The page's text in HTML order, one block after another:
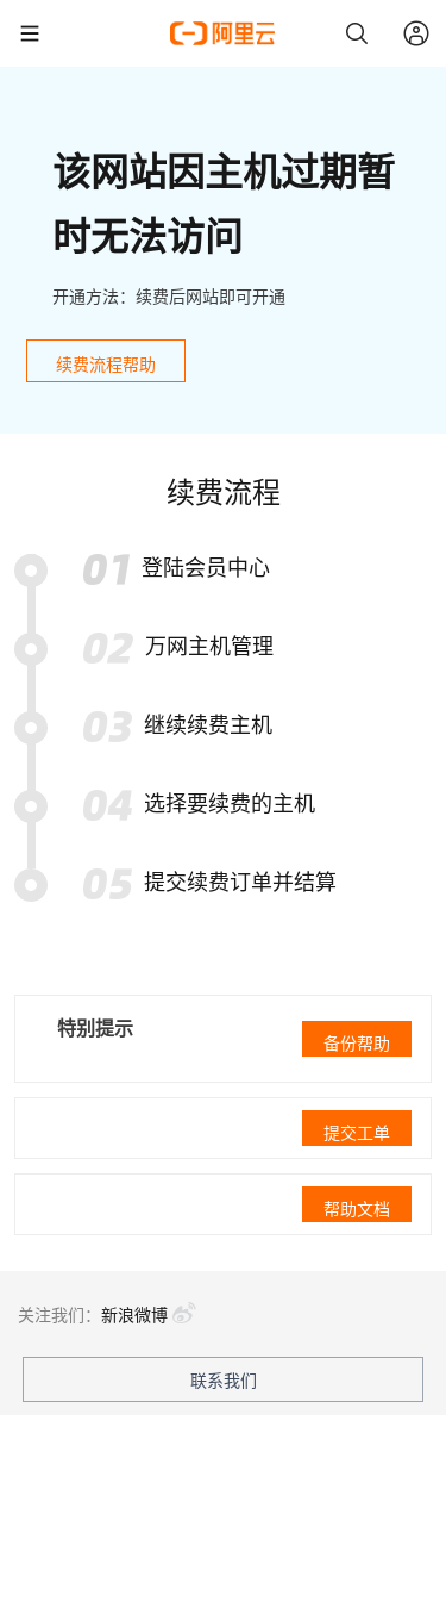
该网站因主机过期暂
时无法访问
开通方法：续费后网站即可开通
续费流程帮助
续费流程
登陆会员中心
万网主机管理
继续续费主机
选择要续费的主机
提交续费订单并结算
特别提示
备份帮助
提交工单
帮助文档